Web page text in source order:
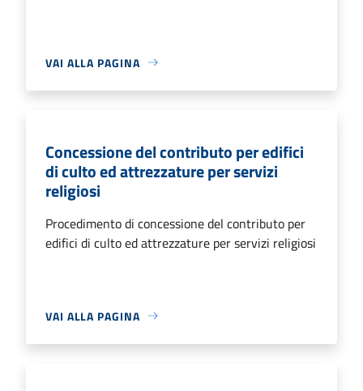
VAI ALLA PAGINA
Concessione del contributo per edifici
di culto ed attrezzature per servizi
religiosi
Procedimento di concessione del contributo per
edifici di culto ed attrezzature per servizi religiosi
VAI ALLA PAGINA